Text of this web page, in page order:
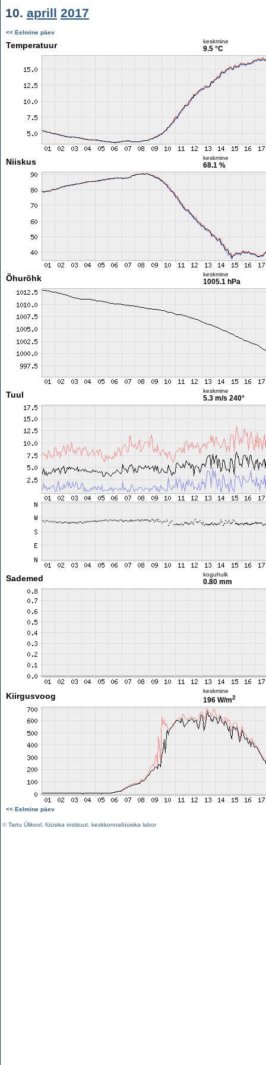
10. aprill 2017
<< Eelmine päev
Temperatuur keskmine
9.5 °C
Niiskus keskmine
68.1 %
Õhurõhk keskmine
1005.1 hPa
Tuul keskmine
5.3 m/s 240°
Sademed koguhulk
0.80 mm
Kiirgusvoog
keskmine
196 W/m2
<< Eelmine päev
©Tartu Ülikool füüsika instituut keskkonnafüüsika labor